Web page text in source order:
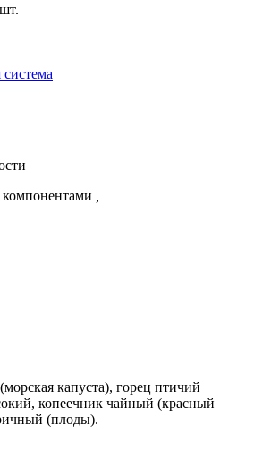
капуста), горец птичий
копеечник чайный (красный
(плоды).